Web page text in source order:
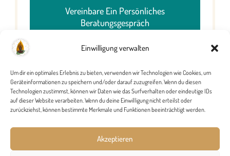
Einwilligung verwalten
Um dir ein optimales Erlebnis zu bieten, verwenden wir Technologien wie Cookies, um
Geräteinformationen zu speichern und/oder darauf zuzugreifen. Wenn du diesen
Technologien zustimmst, können wir Daten wie das Surfverhalten oder eindeutige IDs
auf dieser Website verarbeiten. Wenn du deine Einwilligung nicht erteilst oder
zurückziehst, können bestimmte Merkmale und Funktionen beeinträchtigt werden.
Akzeptieren
Vereinbare Ein Persönliches
Beratungsgespräch
Newsletter